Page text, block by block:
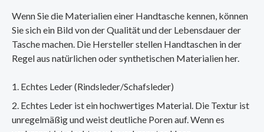
Wenn Sie die Materialien einer Handtasche kennen, können
Sie sich ein Bild von der Qualität und der Lebensdauer der
Tasche machen. Die Hersteller stellen Handtaschen in der
Regel aus natürlichen oder synthetischen Materialien her.
Echtes Leder (Rindsleder/Schafsleder)
Echtes Leder ist ein hochwertiges Material. Die Textur ist
unregelmäßig und weist deutliche Poren auf. Wenn es